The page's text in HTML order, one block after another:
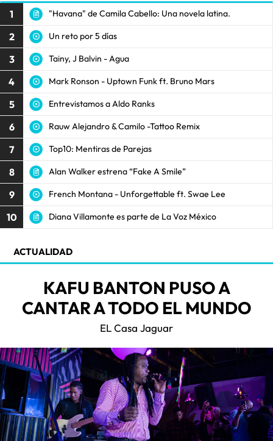
1 "Havana" de Camila Cabello: Una novela latina.
2 Un reto por 5 días
3 Tainy, J Balvin - Agua
4 Mark Ronson - Uptown Funk ft. Bruno Mars
5 Entrevistamos a Aldo Ranks
6 Rauw Alejandro & Camilo -Tattoo Remix
7 Top10: Mentiras de Parejas
8 Alan Walker estrena “Fake A Smile”
9 French Montana - Unforgettable ft. Swae Lee
10 Diana Villamonte es parte de La Voz México
ACTUALIDAD
KAFU BANTON PUSO A
CANTAR A TODO EL MUNDO
EL Casa Jaguar